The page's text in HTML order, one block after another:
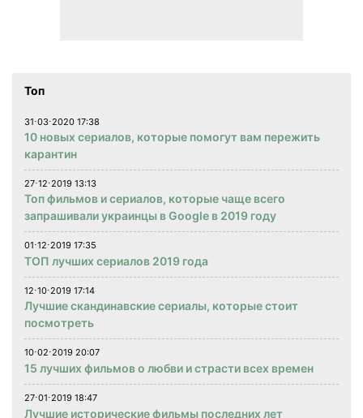
Топ
31⋅03⋅2020 17:38
10 новых сериалов, которые помогут вам пережить
карантин
27⋅12⋅2019 13:13
Топ фильмов и сериалов, которые чаще всего
запрашивали украинцы в Google в 2019 году
01⋅12⋅2019 17:35
ТОП лучших сериалов 2019 года
12⋅10⋅2019 17:14
Лучшие скандинавские сериалы, которые стоит
посмотреть
10⋅02⋅2019 20:07
15 лучших фильмов о любви и страсти всех времен
27⋅01⋅2019 18:47
Лучшие исторические фильмы последних лет